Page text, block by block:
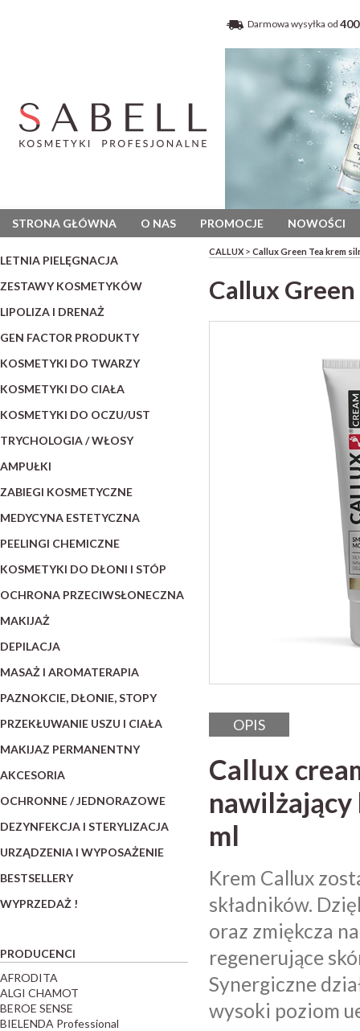
Darmowa wysyłka od 400
STRONA GŁÓWNA O NAS PROMOCJE NOWOŚCI
LETNIA PIELĘGNACJA
ZESTAWY KOSMETYKÓW
LIPOLIZA I DRENAŻ
GEN FACTOR PRODUKTY
KOSMETYKI DO TWARZY
KOSMETYKI DO CIAŁA
KOSMETYKI DO OCZU/UST
TRYCHOLOGIA / WŁOSY
AMPUŁKI
ZABIEGI KOSMETYCZNE
MEDYCYNA ESTETYCZNA
PEELINGI CHEMICZNE
KOSMETYKI DO DŁONI I STÓP
OCHRONA PRZECIWSŁONECZNA
MAKIJAŻ
DEPILACJA
MASAŻ I AROMATERAPIA
PAZNOKCIE, DŁONIE, STOPY
PRZEKŁUWANIE USZU I CIAŁA
MAKIJAZ PERMANENTNY
AKCESORIA
OCHRONNE / JEDNORAZOWE
DEZYNFEKCJA I STERYLIZACJA
URZĄDZENIA I WYPOSAŻENIE
BESTSELLERY
WYPRZEDAŻ !
PRODUCENCI
AFRODITA
ALGI CHAMOT
BEROE SENSE
BIELENDA Professional
CALLUX > Callux Green Tea krem
Callux
OPIS
Callux
ml
Krem Callux
składników.
oraz zmiękcza
regenerujące
Synergiczne
wysoki poziom